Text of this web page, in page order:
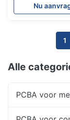
DeviceNu
1
Alle
PCBA voor